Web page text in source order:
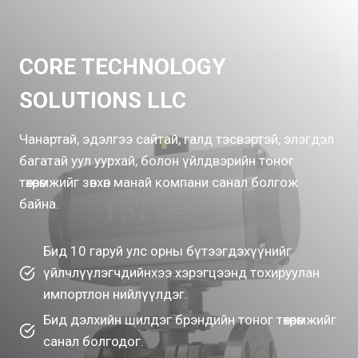
CORE TECHNOLOGY
SOLUTIONS LLC
Чанартай, эдэлгээ сайтай, галд тэсвэртэй, элэгдэл
багатай уул уурхай, болон үйлдвэрийн тоног
төхөөрөмжийг зөвхөн манай компани санал болгож
байна.
Бид 10 гаруй улс орны бүтээгдэхүүнийг
үйлчлүүлэгчдийнхээ хэрэгцээнд тохируулан
импортлон нийлүүлдэг.
Бид дэлхийн шилдэг брэндийн тоног төхөөрөмжийг
санал болгодог.